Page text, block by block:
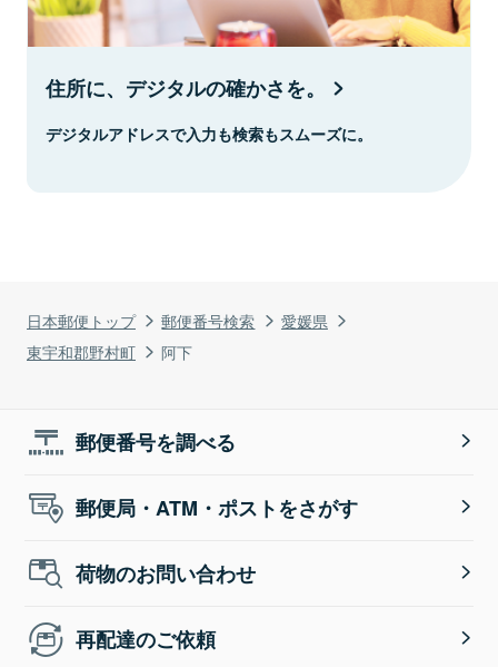
日本郵便トップ 郵便番号検索
愛媛県
東宇和郡野村町
阿下
住所に、デジタルの確かさを。
デジタルアドレスで入力も検索もスムーズに。
郵便番号を調べる
郵便局・ATM・ポストをさがす
荷物のお問い合わせ
再配達のご依頼